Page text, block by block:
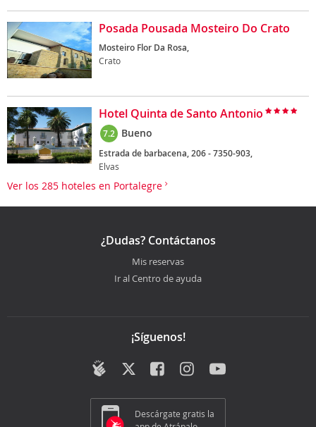
Posada Pousada Mosteiro Do Crato
Mosteiro Flor Da Rosa,
Crato
Hotel Quinta de Santo Antonio
7.2 Bueno
Estrada de barbacena, 206 - 7350-903,
Elvas
Ver los 285 hoteles en Portalegre
¿Dudas? Contáctanos
Mis reservas
Ir al Centro de ayuda
¡Síguenos!
Descárgate gratis la